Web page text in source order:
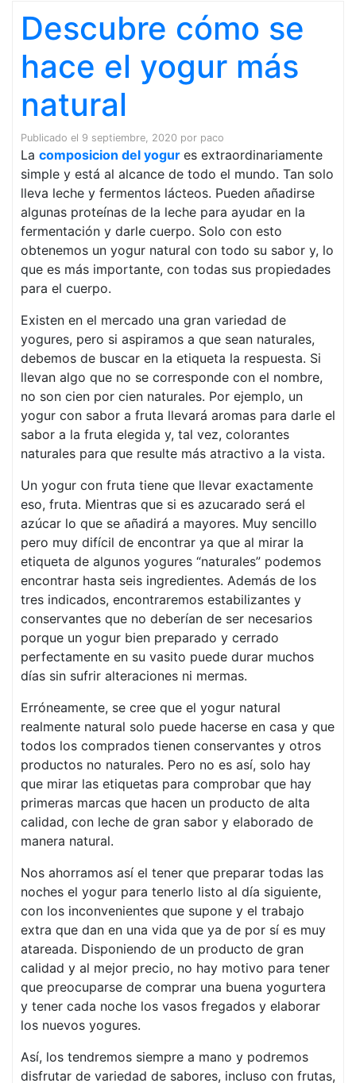
Descubre cómo se
hace el yogur más
natural
Publicado el 9 septiembre, 2020 por paco
La composicion del yogur es extraordinariamente
simple y está al alcance de todo el mundo. Tan solo
lleva leche y fermentos lácteos. Pueden añadirse
algunas proteínas de la leche para ayudar en la
fermentación y darle cuerpo. Solo con esto
obtenemos un yogur natural con todo su sabor y, lo
que es más importante, con todas sus propiedades
para el cuerpo.
Existen en el mercado una gran variedad de
yogures, pero si aspiramos a que sean naturales,
debemos de buscar en la etiqueta la respuesta. Si
llevan algo que no se corresponde con el nombre,
no son cien por cien naturales. Por ejemplo, un
yogur con sabor a fruta llevará aromas para darle el
sabor a la fruta elegida y, tal vez, colorantes
naturales para que resulte más atractivo a la vista.
Un yogur con fruta tiene que llevar exactamente
eso, fruta. Mientras que si es azucarado será el
azúcar lo que se añadirá a mayores. Muy sencillo
pero muy difícil de encontrar ya que al mirar la
etiqueta de algunos yogures “naturales” podemos
encontrar hasta seis ingredientes. Además de los
tres indicados, encontraremos estabilizantes y
conservantes que no deberían de ser necesarios
porque un yogur bien preparado y cerrado
perfectamente en su vasito puede durar muchos
días sin sufrir alteraciones ni mermas.
Erróneamente, se cree que el yogur natural
realmente natural solo puede hacerse en casa y que
todos los comprados tienen conservantes y otros
productos no naturales. Pero no es así, solo hay
que mirar las etiquetas para comprobar que hay
primeras marcas que hacen un producto de alta
calidad, con leche de gran sabor y elaborado de
manera natural.
Nos ahorramos así el tener que preparar todas las
noches el yogur para tenerlo listo al día siguiente,
con los inconvenientes que supone y el trabajo
extra que dan en una vida que ya de por sí es muy
atareada. Disponiendo de un producto de gran
calidad y al mejor precio, no hay motivo para tener
que preocuparse de comprar una buena yogurtera
y tener cada noche los vasos fregados y elaborar
los nuevos yogures.
Así, los tendremos siempre a mano y podremos
disfrutar de variedad de sabores, incluso con frutas,